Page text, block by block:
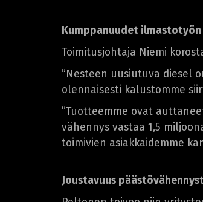
Kumppanuudet
Toimitusjohtaja Niemi
”Nesteen uusiutuva diesel
olennaisesti kalustomme
”Tuotteemme ovat
vähennys vastaa 1,5
toimivien asiakkaidemme
Joustavuus